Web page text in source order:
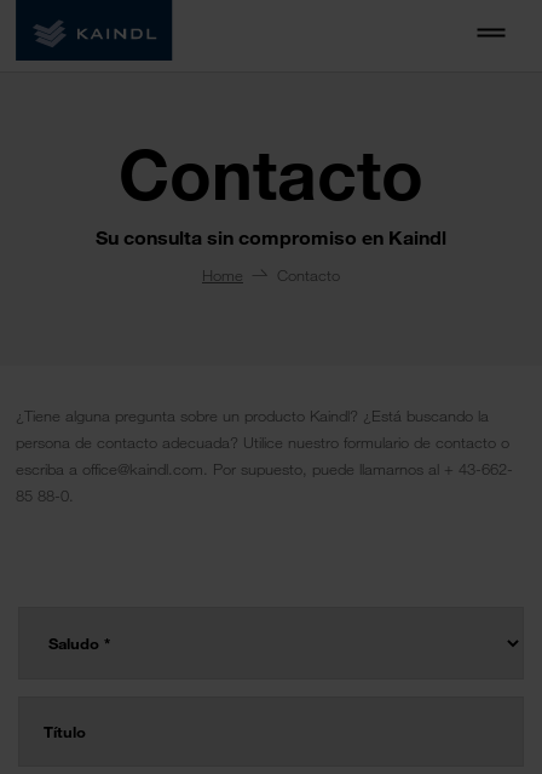
Contacto
Su consulta sin compromiso en Kaindl
Home Contacto
¿Tiene alguna pregunta sobre un producto Kaindl? ¿Está buscando la
persona de contacto adecuada? Utilice nuestro formulario de contacto o
escriba a office@kaindl.com. Por supuesto, puede llamarnos al + 43-662-
85 88-0.